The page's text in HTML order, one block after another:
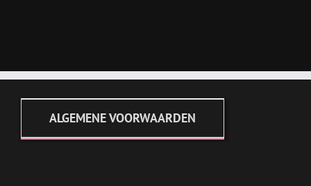
ALGEMENE VOORWAARDEN